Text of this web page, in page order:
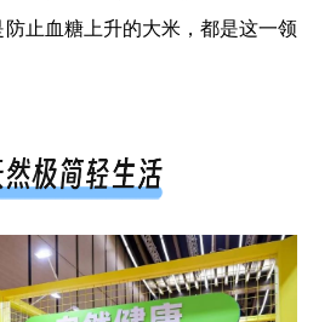
止血糖上升的大米，都是这一领